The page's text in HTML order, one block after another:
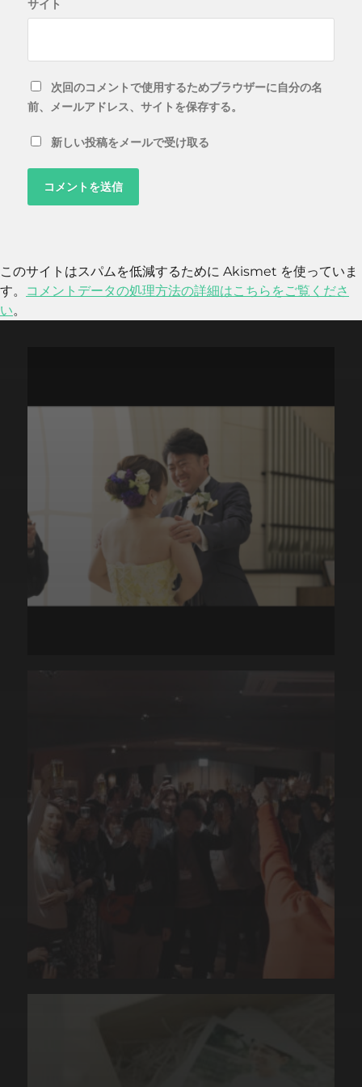
サイト
次回のコメントで使用するためブラウザーに自分の名
前、メールアドレス、サイトを保存する。
新しい投稿をメールで受け取る
このサイトはスパムを低減するために Akismet を使っていま
す。
コメントデータの処理方法の詳細はこちらをご覧くださ
い。